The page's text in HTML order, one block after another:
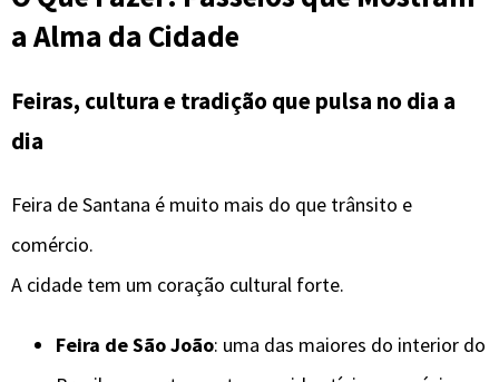
a Alma da Cidade
Feiras, cultura e tradição que pulsa no dia a
dia
Feira de Santana é muito mais do que trânsito e
comércio.
A cidade tem um coração cultural forte.
Feira de São João: uma das maiores do interior do